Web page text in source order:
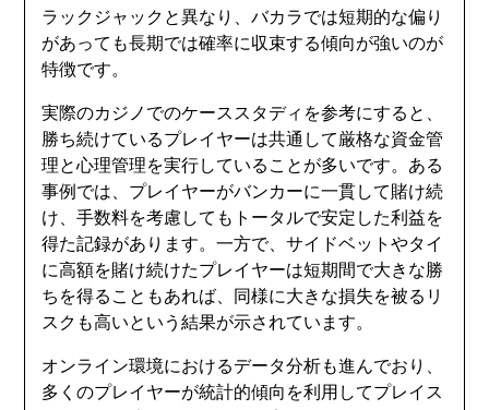
ラックジャックと異なり、バカラでは短期的な偏り
があっても長期では確率に収束する傾向が強いのが
特徴です。
実際のカジノでのケーススタディを参考にすると、
勝ち続けているプレイヤーは共通して厳格な資金管
理と心理管理を実行していることが多いです。ある
事例では、プレイヤーがバンカーに一貫して賭け続
け、手数料を考慮してもトータルで安定した利益を
得た記録があります。一方で、サイドベットやタイ
に高額を賭け続けたプレイヤーは短期間で大きな勝
ちを得ることもあれば、同様に大きな損失を被るリ
スクも高いという結果が示されています。
オンライン環境におけるデータ分析も進んでおり、
多くのプレイヤーが統計的傾向を利用してプレイス